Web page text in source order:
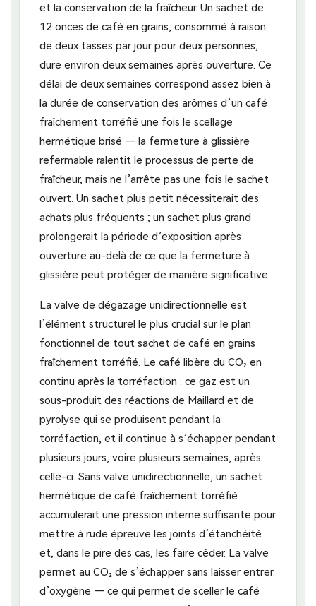
et la conservation de la fraîcheur. Un sachet de
12 onces de café en grains, consommé à raison
de deux tasses par jour pour deux personnes,
dure environ deux semaines après ouverture. Ce
délai de deux semaines correspond assez bien à
la durée de conservation des arômes d’un café
fraîchement torréfié une fois le scellage
hermétique brisé — la fermeture à glissière
refermable ralentit le processus de perte de
fraîcheur, mais ne l’arrête pas une fois le sachet
ouvert. Un sachet plus petit nécessiterait des
achats plus fréquents ; un sachet plus grand
prolongerait la période d’exposition après
ouverture au-delà de ce que la fermeture à
glissière peut protéger de manière significative.
La valve de dégazage unidirectionnelle est
l’élément structurel le plus crucial sur le plan
fonctionnel de tout sachet de café en grains
fraîchement torréfié. Le café libère du CO₂ en
continu après la torréfaction : ce gaz est un
sous-produit des réactions de Maillard et de
pyrolyse qui se produisent pendant la
torréfaction, et il continue à s’échapper pendant
plusieurs jours, voire plusieurs semaines, après
celle-ci. Sans valve unidirectionnelle, un sachet
hermétique de café fraîchement torréfié
accumulerait une pression interne suffisante pour
mettre à rude épreuve les joints d’étanchéité
et, dans le pire des cas, les faire céder. La valve
permet au CO₂ de s’échapper sans laisser entrer
d’oxygène — ce qui permet de sceller le café